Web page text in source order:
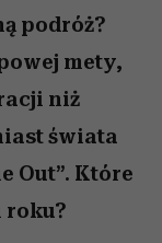
podróż?
mety,
niż
świata
Out”. Które
roku?